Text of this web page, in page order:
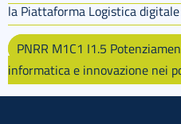
la Piattaforma Logistica
PNRR M1C1 I1.5
informatica e innovazione nei